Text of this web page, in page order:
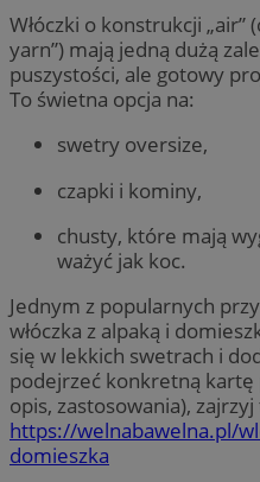
Włóczki o konstrukcji „air”
yarn”) mają jedną dużą
puszystości, ale gotowy
To świetna opcja na:
swetry oversize,
czapki i kominy,
chusty, które mają
ważyć jak koc.
Jednym z popularnych
włóczka z alpaką i
się w lekkich swetrach i
podejrzeć konkretną
opis, zastosowania),
https://welnabawelna.pl/
domieszka